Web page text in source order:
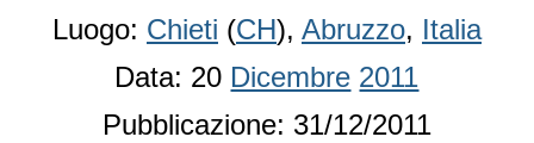
Luogo: Chieti (CH), Abruzzo, Italia
Data: 20 Dicembre 2011
Pubblicazione: 31/12/2011